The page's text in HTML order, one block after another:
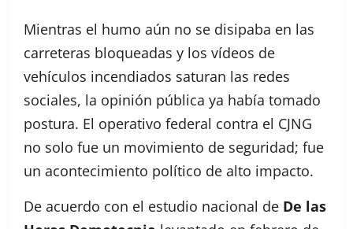
Mientras el humo aún no se disipaba en las
carreteras bloqueadas y los vídeos de
vehículos incendiados saturan las redes
sociales, la opinión pública ya había tomado
postura. El operativo federal contra el CJNG
no solo fue un movimiento de seguridad; fue
un acontecimiento político de alto impacto.
De acuerdo con el estudio nacional de De las